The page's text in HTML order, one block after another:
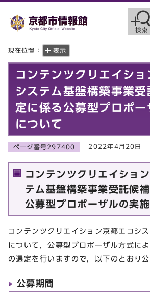
現在位置： 表示
コンテンツクリエイショ
システム基盤構築事業
定に係る公募型プロポー
について
ページ番号297400 2022年4月20日
コンテンツクリエイショ
テム基盤構築事業受託候
公募型プロポーザルの実
コンテンツクリエイション京都エコシ
について，公募型プロポーザル方式に
の選定を行いますので，以下のとおり公
公募期間